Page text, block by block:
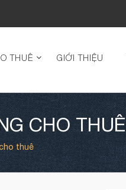
THUÊ GIỚI THIỆU
CHO THUÊ
thuê